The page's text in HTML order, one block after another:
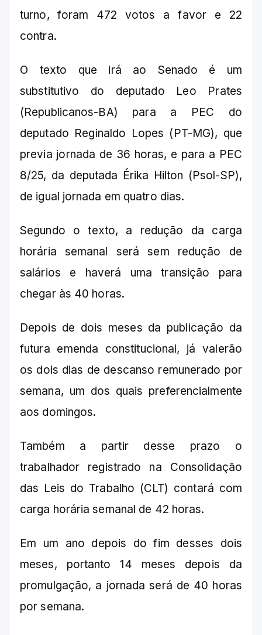
turno, foram 472 votos a favor e 22
contra.
O texto que irá ao Senado é um
substitutivo do deputado Leo Prates
(Republicanos-BA) para a PEC do
deputado Reginaldo Lopes (PT-MG), que
previa jornada de 36 horas, e para a PEC
8/25, da deputada Érika Hilton (Psol-SP),
de igual jornada em quatro dias.
Segundo o texto, a redução da carga
horária semanal será sem redução de
salários e haverá uma transição para
chegar às 40 horas.
Depois de dois meses da publicação da
futura emenda constitucional, já valerão
os dois dias de descanso remunerado por
semana, um dos quais preferencialmente
aos domingos.
Também a partir desse prazo o
trabalhador registrado na Consolidação
das Leis do Trabalho (CLT) contará com
carga horária semanal de 42 horas.
Em um ano depois do fim desses dois
meses, portanto 14 meses depois da
promulgação, a jornada será de 40 horas
por semana.